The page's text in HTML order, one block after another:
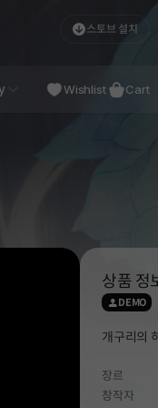
스토브 설치
Studio
Wishlist Cart
상품 정
DEMO
개구리의
장르
창작자